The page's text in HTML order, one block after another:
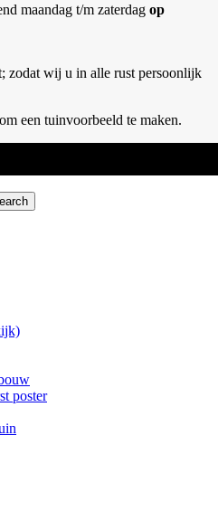
maandag t/m zaterdag op
zodat wij u in alle rust persoonlijk
een tuinvoorbeeld te maken.
poster